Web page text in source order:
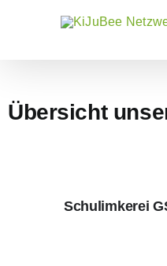
Übersicht
Schulimkerei